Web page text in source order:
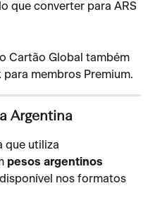
que converter para ARS
Cartão Global também
membros Premium.
Argentina
que utiliza
pesos argentinos
nos formatos